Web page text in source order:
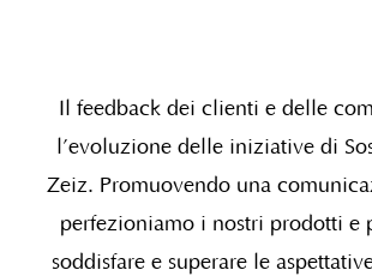
Il feedback dei clienti e delle
l’evoluzione delle iniziative di
Zeiz. Promuovendo una
perfezioniamo i nostri prodotti e
soddisfare e superare le